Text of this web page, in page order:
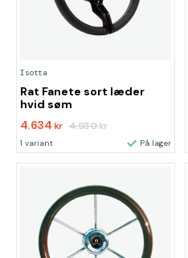
Isotta
Rat Fanete sort læder
hvid søm
4.634 kr 4.930kr
1 variant På lager